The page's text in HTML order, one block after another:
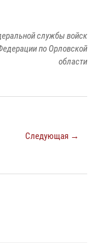
службы войск
по Орловской
области
Следующая →